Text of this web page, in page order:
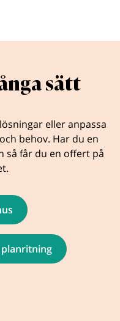
sätt
eller anpassa
behov. Har du en
så får du en offert på
planritning